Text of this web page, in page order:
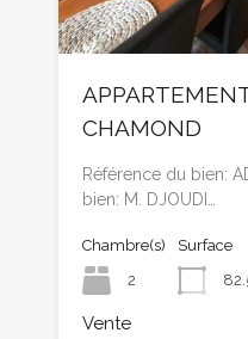
CHAMOND
Référence du bien:
bien: M. DJOUDI…
Chambre(s)
2
Surface
Vente